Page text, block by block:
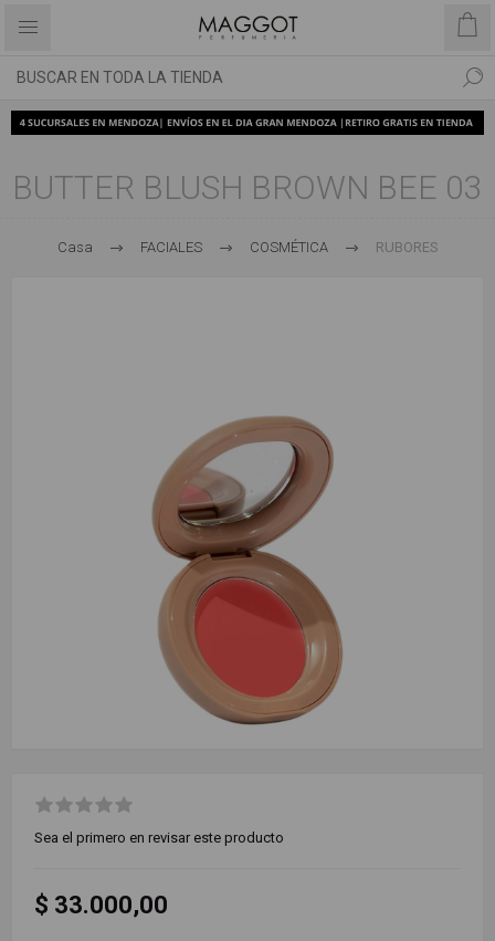
BUTTER BLUSH BROWN BEE 03
Casa FACIALES COSMÉTICA RUBORES
Sea el primero en revisar este producto
$ 33.000,00